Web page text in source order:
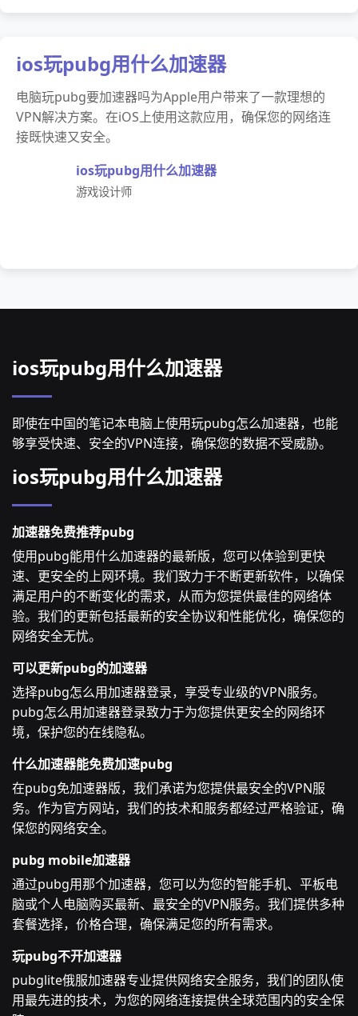
ios玩pubg用什么加速器
电脑玩pubg要加速器吗为Apple用户带来了一款理想的
VPN解决方案。在iOS上使用这款应用，确保您的网络连
接既快速又安全。
ios玩pubg用什么加速器
游戏设计师
ios玩pubg用什么加速器
即使在中国的笔记本电脑上使用玩pubg怎么加速器，也能
够享受快速、安全的VPN连接，确保您的数据不受威胁。
ios玩pubg用什么加速器
加速器免费推荐pubg
使用pubg能用什么加速器的最新版，您可以体验到更快
速、更安全的上网环境。我们致力于不断更新软件，以确保
满足用户的不断变化的需求，从而为您提供最佳的网络体
验。我们的更新包括最新的安全协议和性能优化，确保您的
网络安全无忧。
可以更新pubg的加速器
选择pubg怎么用加速器登录，享受专业级的VPN服务。
pubg怎么用加速器登录致力于为您提供更安全的网络环
境，保护您的在线隐私。
什么加速器能免费加速pubg
在pubg免加速器版，我们承诺为您提供最安全的VPN服
务。作为官方网站，我们的技术和服务都经过严格验证，确
保您的网络安全。
pubg mobile加速器
通过pubg用那个加速器，您可以为您的智能手机、平板电
脑或个人电脑购买最新、最安全的VPN服务。我们提供多种
套餐选择，价格合理，确保满足您的所有需求。
玩pubg不开加速器
pubglite俄服加速器专业提供网络安全服务，我们的团队使
用最先进的技术，为您的网络连接提供全球范围内的安全保